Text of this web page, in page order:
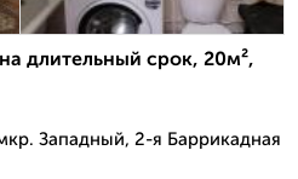
длительный срок, 20м²,
Западный, 2-я Баррикадная